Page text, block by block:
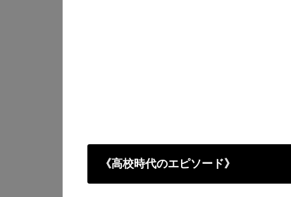
《高校時代のエピソード》